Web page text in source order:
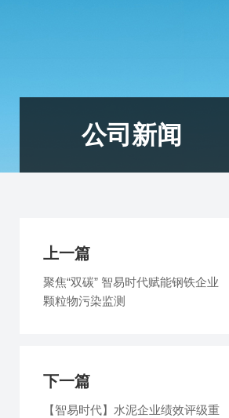
公司新闻
上一篇
聚焦“双碳” 智易时代赋能钢铁企业
颗粒物污染监测
下一篇
【智易时代】水泥企业绩效评级重